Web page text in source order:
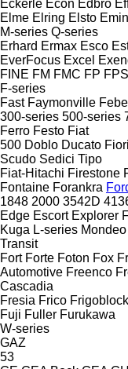
Eckerle Econ Edbro
Elme Elring Elsto
M-series Q-series
Erhard Ermax Esco
EverFocus Excel
FINE FM FMC FP FPS
F-series
Fast Faymonville
300-series 500-series
Ferro Festo Fiat
500 Doblo Ducato
Scudo Sedici Tipo
Fiat-Hitachi Firestone
Fontaine Forankra
1848 2000 3542D
Edge Escort Explorer
Kuga L-series Mondeo
Transit
Fort Forte Foton Fox
Automotive Freenco
Cascadia
Fresia Frico Frigoblock
Fuji Fuller Furukawa
W-series
GAZ
53